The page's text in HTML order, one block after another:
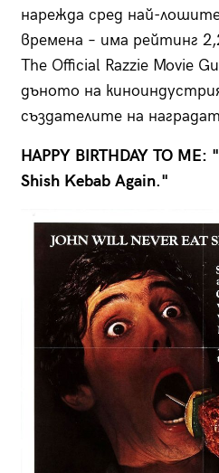
нарежда сред най-
времена – има рейтинг
The Official Razzie Movie
дъното на
създателите на
HAPPY BIRTHDAY TO
Shish Kеbаb Again."